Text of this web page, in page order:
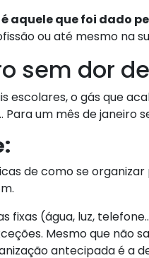
aquele que foi dado
ou até mesmo na
sem dor
escolares, o gás que
Para um mês de janeiro
de como se
fixas (água, luz,
Mesmo que não
antecipada é a